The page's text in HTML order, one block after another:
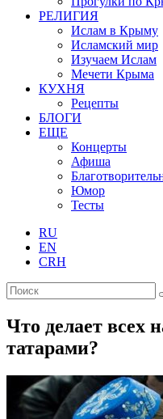
РЕЛИГИЯ
Ислам в Крыму
Исламский мир
Изучаем Ислам
Мечети Крыма
КУХНЯ
Рецепты
БЛОГИ
ЕЩЕ
Концерты
Афиша
Юмор
Тесты
RU
EN
CRH
Что делает всех
татарами?